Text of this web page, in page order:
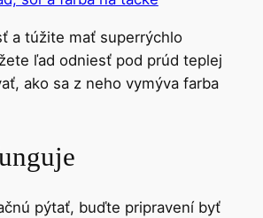
a túžite mať superrýchlo
ľad odniesť pod prúd teplej
ako sa z neho vymýva farba
pýtať, buďte pripravení byť